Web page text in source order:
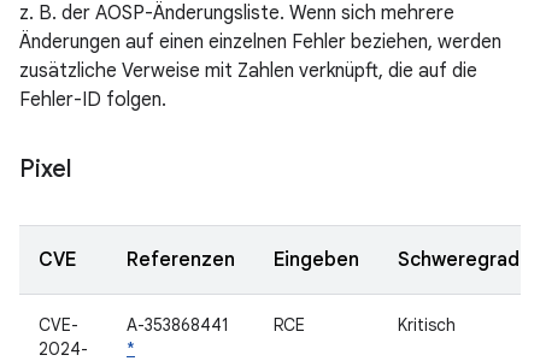
z. B. der AOSP-Änderungsliste. Wenn sich mehrere
Änderungen auf einen einzelnen Fehler beziehen, werden
zusätzliche Verweise mit Zahlen verknüpft, die auf die
Fehler-ID folgen.
Pixel
CVE Referenzen Eingeben Schweregrad
CVE-
2024-
A-353868441
*
RCE Kritisch